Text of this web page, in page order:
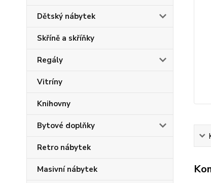
Dětský nábytek
Skříně a skříňky
Regály
Vitríny
Knihovny
Bytové doplňky
Retro nábytek
Masivní nábytek